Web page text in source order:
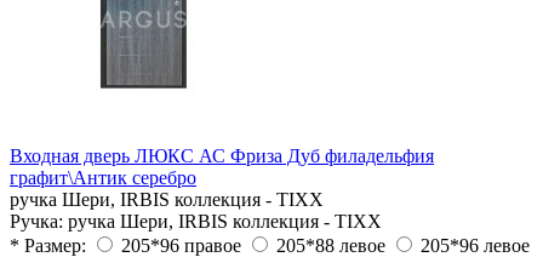
Входная дверь ЛЮКС АС Фриза Дуб филадельфия
графит\Антик серебро
ручка Шери, IRBIS коллекция - TIXX
Ручка: ручка Шери, IRBIS коллекция - TIXX
* Размер:
205*96 правое 205*88 левое
205*96 левое